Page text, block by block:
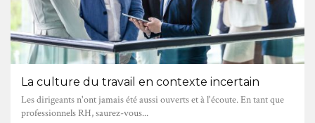
La culture du travail en contexte incertain
Les dirigeants n'ont jamais été aussi ouverts et à l'écoute. En tant que
professionnels RH, saurez-vous...